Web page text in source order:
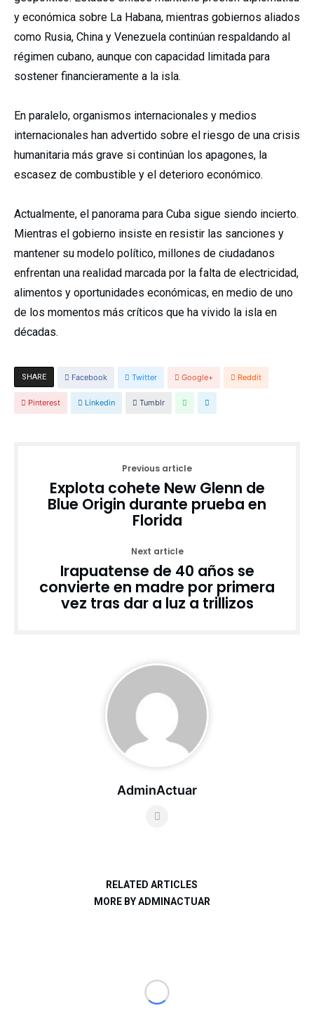
y económica sobre La Habana, mientras gobiernos aliados
como Rusia, China y Venezuela continúan respaldando al
régimen cubano, aunque con capacidad limitada para
sostener financieramente a la isla.
En paralelo, organismos internacionales y medios
internacionales han advertido sobre el riesgo de una crisis
humanitaria más grave si continúan los apagones, la
escasez de combustible y el deterioro económico.
Actualmente, el panorama para Cuba sigue siendo incierto.
Mientras el gobierno insiste en resistir las sanciones y
mantener su modelo político, millones de ciudadanos
enfrentan una realidad marcada por la falta de electricidad,
alimentos y oportunidades económicas, en medio de uno
de los momentos más críticos que ha vivido la isla en
décadas.
SHARE Facebook Twitter Google+ Reddit
Pinterest Linkedin Tumblr
Previous article
Explota cohete New Glenn de
Blue Origin durante prueba en
Florida
Next article
Irapuatense de 40 años se
convierte en madre por primera
vez tras dar a luz a trillizos
AdminActuar
RELATED ARTICLES
MORE BY ADMINACTUAR